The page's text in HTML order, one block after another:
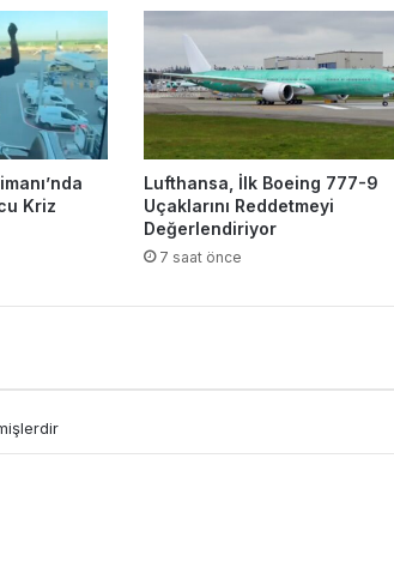
Kriz
Lufthansa, İlk Boeing 777-9
Uçaklarını Reddetmeyi
Değerlendiriyor
7 saat önce